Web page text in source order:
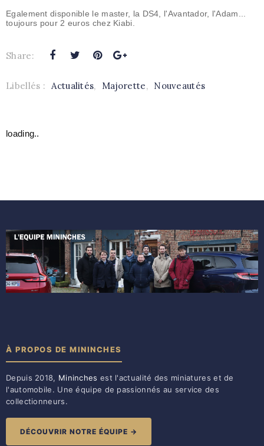
Egalement disponible le master, la DS4, l'Avantador, l'Adam...
toujours pour 2 euros chez Kiabi.
Share:
Libellés : Actualités, Majorette, Nouveautés
loading..
À PROPOS DE MININCHES
Depuis 2018, Mininches est l'actualité des miniatures et de
l'automobile. Une équipe de passionnés au service des
collectionneurs.
DÉCOUVRIR NOTRE ÉQUIPE →